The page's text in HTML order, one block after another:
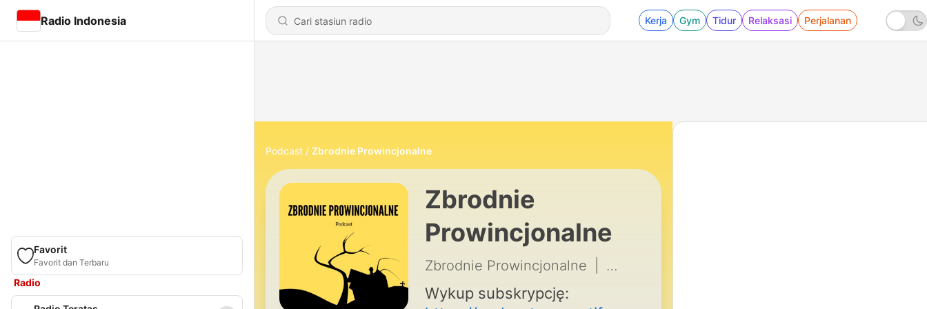
Radio Indonesia Kerja Gym Tidur Relaksasi Perjalanan
Favorit
Favorit dan Terbaru
Radio
Podcast Zbrodnie Prowincjonalne
Zbrodnie
Prowincjonalne
Zbrodnie Prowincjonalne 161 - Kobieta w niebezpiecznym wieku
Wykup subskrypcję: